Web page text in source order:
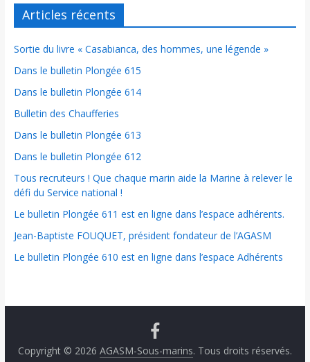
Articles récents
Sortie du livre « Casabianca, des hommes, une légende »
Dans le bulletin Plongée 615
Dans le bulletin Plongée 614
Bulletin des Chaufferies
Dans le bulletin Plongée 613
Dans le bulletin Plongée 612
Tous recruteurs ! Que chaque marin aide la Marine à relever le
défi du Service national !
Le bulletin Plongée 611 est en ligne dans l’espace adhérents.
Jean-Baptiste FOUQUET, président fondateur de l’AGASM
Le bulletin Plongée 610 est en ligne dans l’espace Adhérents
Copyright © 2026 AGASM-Sous-marins. Tous droits réservés.